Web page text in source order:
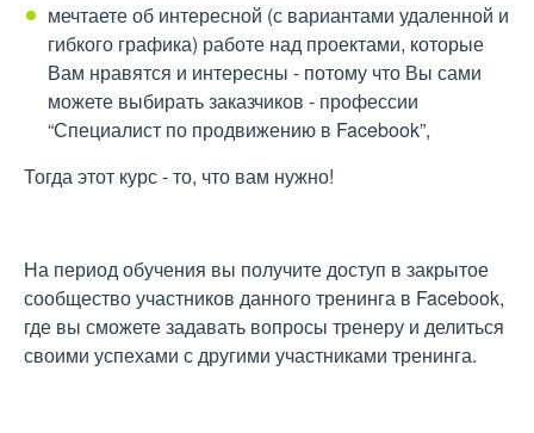
мечтаете об интересной (с вариантами удаленной и
гибкого графика) работе над проектами, которые
Вам нравятся и интересны - потому что Вы сами
можете выбирать заказчиков - профессии
“Специалист по продвижению в Facebook”,
Тогда этот курс - то, что вам нужно!
На период обучения вы получите доступ в закрытое
сообщество участников данного тренинга в Facebook,
где вы сможете задавать вопросы тренеру и делиться
своими успехами с другими участниками тренинга.